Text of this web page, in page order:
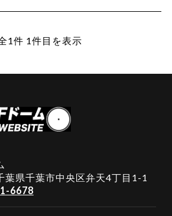
1件 1件目を表示
県千葉市中央区弁天4丁目1-1
6678